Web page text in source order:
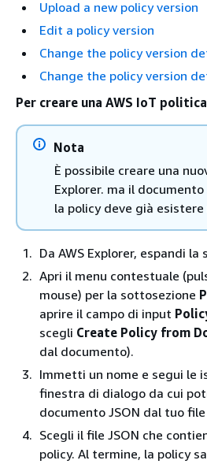
Upload a new policy version
Edit a policy version
Change the policy version
Change the policy version
Per creare una AWS IoT politica
Nota
È possibile creare una
Explorer. ma il
la policy deve già
Da AWS Explorer, espandi
Apri il menu contestuale
mouse) per la sottosezione
aprire il campo di input
scegli Create Policy from
dal documento).
Immetti un nome e segui le
finestra di dialogo da cui
documento JSON dal tuo
Scegli il file JSON che
policy. Al termine, la policy